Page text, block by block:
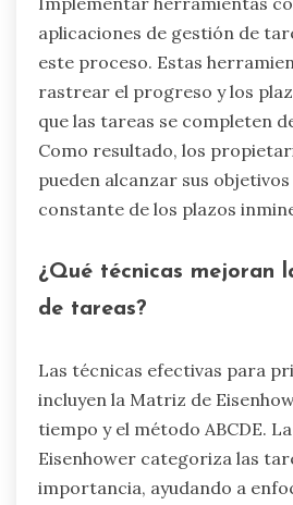
aplicaciones de gestión de
este proceso. Estas
rastrear el progreso y los
que las tareas se completen
Como resultado, los
pueden alcanzar sus
constante de los plazos
¿Qué técnicas mejoran
de tareas?
Las técnicas efectivas para
incluyen la Matriz de
tiempo y el método ABCDE.
Eisenhower categoriza las
importancia, ayudando a